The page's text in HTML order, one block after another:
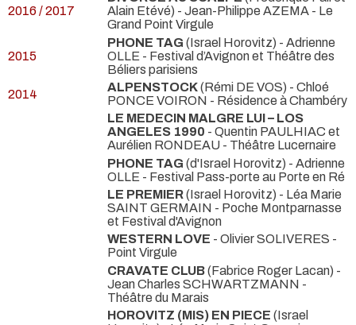
2016 / 2017
Alain Etévé) - Jean-Philippe AZEMA - Le
Grand Point Virgule
2015
PHONE TAG (Israel Horovitz) - Adrienne
OLLE - Festival d’Avignon et Théâtre des
Béliers parisiens
2014
ALPENSTOCK(Rémi DE VOS) - Chloé
PONCE VOIRON - Résidence à Chambéry
LE MEDECIN MALGRE LUI – LOS
ANGELES 1990 - Quentin PAULHIAC et
Aurélien RONDEAU - Théâtre Lucernaire
PHONE TAG (d'Israel Horovitz) - Adrienne
OLLE - Festival Pass-porte au Porte en Ré
LE PREMIER(Israel Horovitz) - Léa Marie
SAINT GERMAIN - Poche Montparnasse
et Festival d'Avignon
WESTERN LOVE - Olivier SOLIVERES -
Point Virgule
CRAVATE CLUB(Fabrice Roger Lacan) -
Jean Charles SCHWARTZMANN -
Théâtre du Marais
HOROVITZ (MIS) EN PIECE (Israel